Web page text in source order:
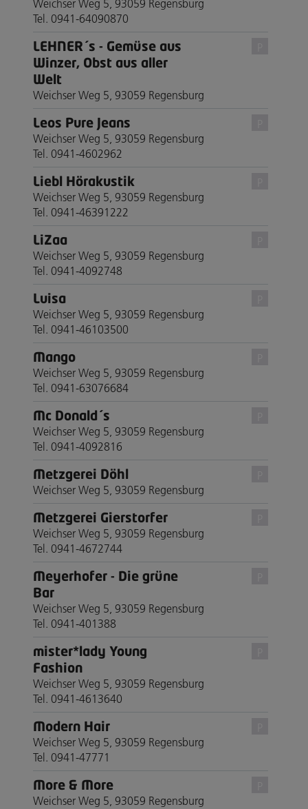
Weichser Weg 5, 93059 Regensburg
Tel. 0941-64090870
LEHNER´s - Gemüse aus
Winzer, Obst aus aller
Welt
Weichser Weg 5, 93059 Regensburg
Leos Pure Jeans
Weichser Weg 5, 93059 Regensburg
Tel. 0941-4602962
Liebl Hörakustik
Weichser Weg 5, 93059 Regensburg
Tel. 0941-46391222
LiZaa
Weichser Weg 5, 93059 Regensburg
Tel. 0941-4092748
Luisa
Weichser Weg 5, 93059 Regensburg
Tel. 0941-46103500
Mango
Weichser Weg 5, 93059 Regensburg
Tel. 0941-63076684
Mc Donald´s
Weichser Weg 5, 93059 Regensburg
Tel. 0941-4092816
Metzgerei Döhl
Weichser Weg 5, 93059 Regensburg
Metzgerei Gierstorfer
Weichser Weg 5, 93059 Regensburg
Tel. 0941-4672744
Meyerhofer - Die grüne
Bar
Weichser Weg 5, 93059 Regensburg
Tel. 0941-401388
mister*lady Young
Fashion
Weichser Weg 5, 93059 Regensburg
Tel. 0941-4613640
Modern Hair
Weichser Weg 5, 93059 Regensburg
Tel. 0941-47771
More & More
Weichser Weg 5, 93059 Regensburg